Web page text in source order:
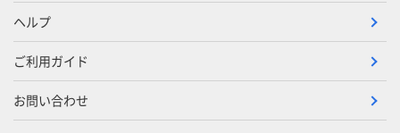
ヘルプ
ご利用ガイド
お問い合わせ